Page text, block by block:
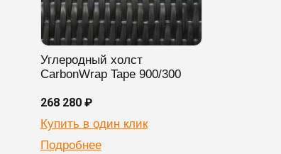
Углеродный холст
CarbonWrap Tape 900/300
268 280 ₽
Купить в один клик
Подробнее